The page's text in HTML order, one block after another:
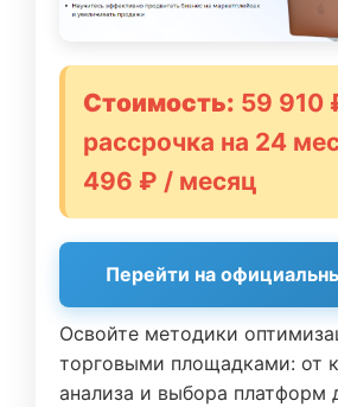
Стоимость: 59 910
рассрочка на 24
496 ₽ / месяц
Перейти на
Освойте методики
торговыми площадками: от
анализа и выбора платформ